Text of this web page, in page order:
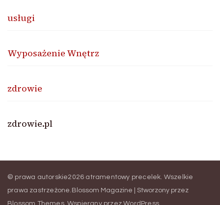
usługi
Wyposażenie Wnętrz
zdrowie
zdrowie.pl
© prawa autorskie2026 atramentowy precelek. Wszelkie
prawa zastrzeżone. Blossom Magazine | Stworzony przez
Blossom Themes. Wspierany przezWordPress